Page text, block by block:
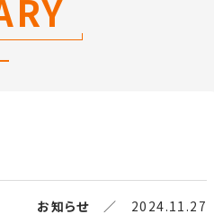
お知らせ ／ 2024.11.27